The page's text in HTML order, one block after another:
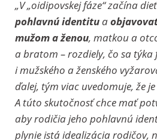
„V „oidipovskej fáze“ začína
pohlavnú identitua
mužom a ženou, matkou a
a bratom – rozdiely, čo sa týka
i mužského a ženského
ďalej, tým viac uvedomuje, že
A túto skutočnosť chce mať
aby rodičia jeho pohlavnú
plynie istá idealizácia rodičov,